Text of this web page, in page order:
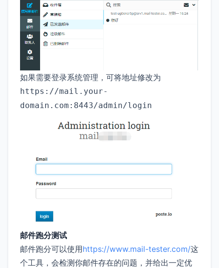
如果需要登录系统管理，可将地址修改为
https://mail.your-
domain.com:8443/admin/login
邮件跑分测试
邮件跑分可以使用https://www.mail-tester.com/这
个工具，会检测你邮件存在的问题，并给出一定优